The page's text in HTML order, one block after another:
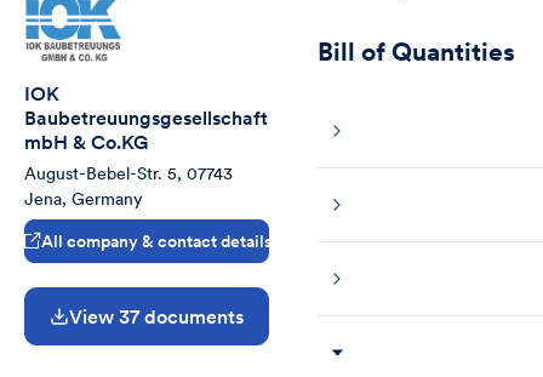
IOK
Baubetreuungsgesellschaft
mbH & Co.KG
August-Bebel-Str. 5, 07743
Jena, Germany
All company & contact details
View 37 documents
Bill of Quantities